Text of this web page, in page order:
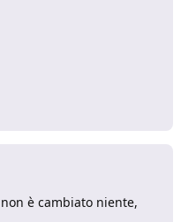
è cambiato niente,